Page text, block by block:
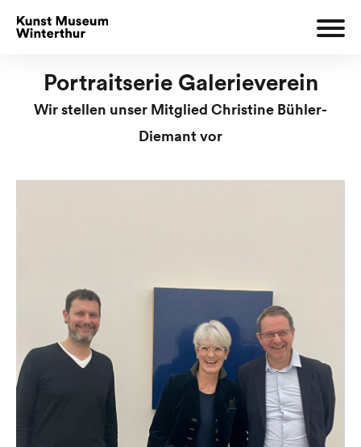
Portraitserie Galerieverein
Wir stellen unser Mitglied Christine Bühler-
Diemant vor